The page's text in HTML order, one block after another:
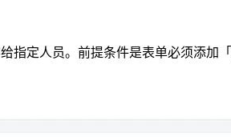
定人员。前提条件是表单必须添加「